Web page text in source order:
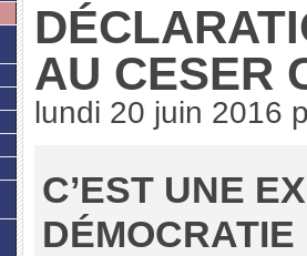
AU CESER
lundi 20 juin 2016
C’EST UNE
DÉMOCRATIE